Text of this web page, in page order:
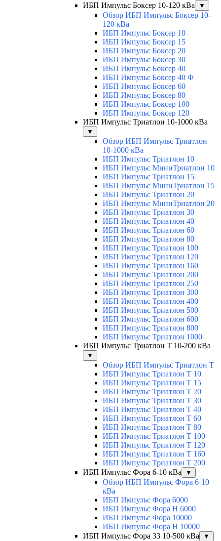
ИБП Импульс Боксер 10-120 кВа
▼
Обзор ИБП Импульс Боксер 10-
120 кВа
ИБП Импульс Боксер 10
ИБП Импульс Боксер 15
ИБП Импульс Боксер 20
ИБП Импульс Боксер 30
ИБП Импульс Боксер 40
ИБП Импульс Боксер 40 Ф
ИБП Импульс Боксер 60
ИБП Импульс Боксер 80
ИБП Импульс Боксер 100
ИБП Импульс Боксер 120
ИБП Импульс Триатлон 10-1000 кВа
▼
Обзор ИБП Импульс Триатлон
10-1000 кВа
ИБП Импульс Триатлон 10
ИБП Импульс МиниТриатлон 10
ИБП Импульс Триатлон 15
ИБП Импульс МиниТриатлон 15
ИБП Импульс Триатлон 20
ИБП Импульс МиниТриатлон 20
ИБП Импульс Триатлон 30
ИБП Импульс Триатлон 40
ИБП Импульс Триатлон 60
ИБП Импульс Триатлон 80
ИБП Импульс Триатлон 100
ИБП Импульс Триатлон 120
ИБП Импульс Триатлон 160
ИБП Импульс Триатлон 200
ИБП Импульс Триатлон 250
ИБП Импульс Триатлон 300
ИБП Импульс Триатлон 400
ИБП Импульс Триатлон 500
ИБП Импульс Триатлон 600
ИБП Импульс Триатлон 800
ИБП Импульс Триатлон 1000
ИБП Импульс Триатлон Т 10-200 кВа
▼
Обзор ИБП Импульс Триатлон Т
ИБП Импульс Триатлон Т 10
ИБП Импульс Триатлон Т 15
ИБП Импульс Триатлон Т 20
ИБП Импульс Триатлон Т 30
ИБП Импульс Триатлон Т 40
ИБП Импульс Триатлон Т 60
ИБП Импульс Триатлон Т 80
ИБП Импульс Триатлон Т 100
ИБП Импульс Триатлон Т 120
ИБП Импульс Триатлон Т 160
ИБП Импульс Триатлон Т 200
ИБП Импульс Фора 6-10 кВа
▼
Обзор ИБП Импульс Фора 6-10
кВа
ИБП Импульс Фора 6000
ИБП Импульс Фора H 6000
ИБП Импульс Фора 10000
ИБП Импульс Фора H 10000
ИБП Импульс Фора 33 10-500 кВа
▼